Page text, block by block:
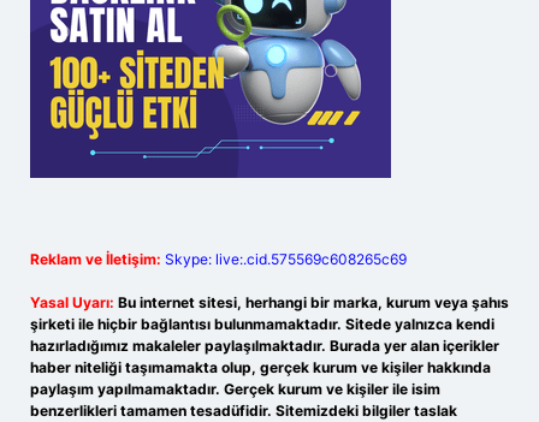
Reklam ve İletişim: Skype: live:.cid.575569c608265c69
Yasal Uyarı: Bu internet sitesi, herhangi bir marka, kurum veya şahıs
şirketi ile hiçbir bağlantısı bulunmamaktadır. Sitede yalnızca kendi
hazırladığımız makaleler paylaşılmaktadır. Burada yer alan içerikler
haber niteliği taşımamakta olup, gerçek kurum ve kişiler hakkında
paylaşım yapılmamaktadır. Gerçek kurum ve kişiler ile isim
benzerlikleri tamamen tesadüfidir. Sitemizdeki bilgiler taslak